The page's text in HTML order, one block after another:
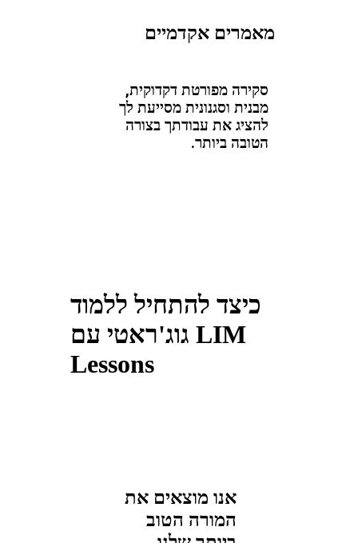
מאמרים אקדמיים
סקירה מפורטת דקדוקית,
מבנית וסגנונית מסייעת לך
להציג את עבודתך בצורה
הטובה ביותר.
כיצד להתחיל ללמוד
גוג'ראטי עם LIM
Lessons
אנו מוצאים את
המורה הטוב